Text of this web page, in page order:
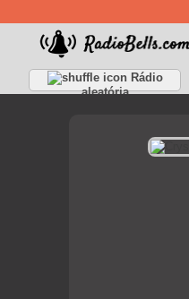
Rádio
aleatória